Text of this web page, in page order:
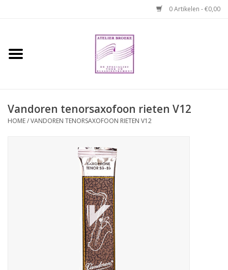
0 Artikelen - €0,00
Home
Reparaties en
Vandoren tenorsaxofoon rieten V12
HOME/VANDOREN TENORSAXOFOON RIETEN V12